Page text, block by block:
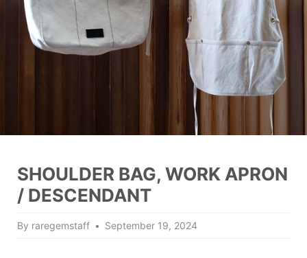
SHOULDER BAG, WORK APRON
/ DESCENDANT
By raregemstaff September 19, 2024